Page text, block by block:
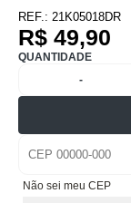
REF.: 21K05018DR
R$ 49,90
QUANTIDADE
-
Não sei meu CEP